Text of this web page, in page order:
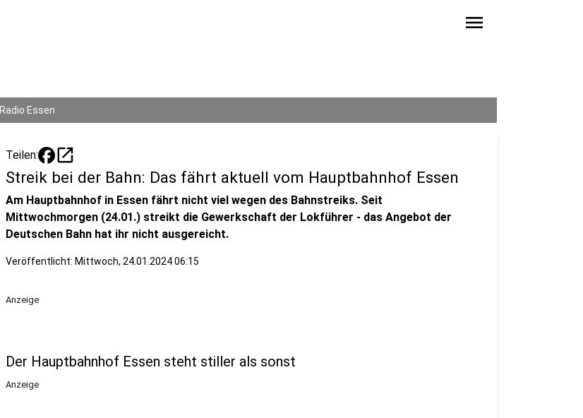
menu
Radio Essen
Teilen: open_in_new
Streik bei der Bahn: Das fährt aktuell vom Hauptbahnhof Essen
Am Hauptbahnhof in Essen fährt nicht viel wegen des Bahnstreiks. Seit
Mittwochmorgen (24.01.) streikt die Gewerkschaft der Lokführer - das Angebot der
Deutschen Bahn hat ihr nicht ausgereicht.
Veröffentlicht: Mittwoch, 24.01.2024 06:15
Anzeige
Der Hauptbahnhof Essen steht stiller als sonst
Anzeige